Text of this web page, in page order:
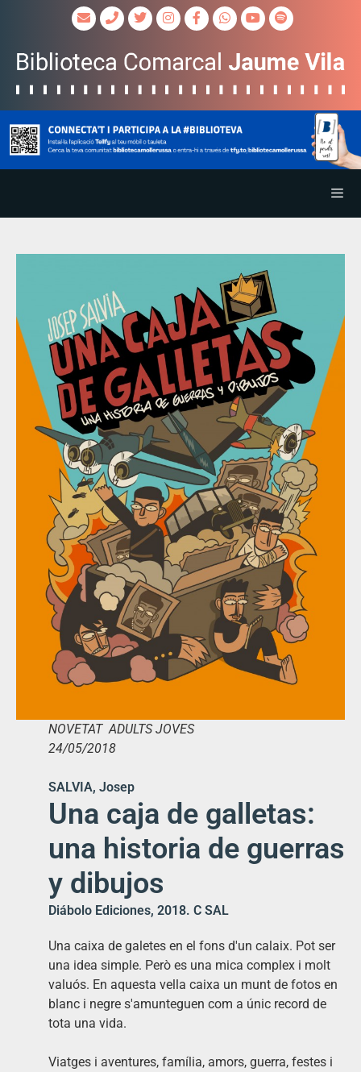
NOVETAT ADULTS JOVES
24/05/2018
SALVIA, Josep
Una caja de galletas:
una historia de guerras
y dibujos
Diábolo Ediciones, 2018. C SAL
Una caixa de galetes en el fons d'un calaix. Pot ser
una idea simple. Però es una mica complex i molt
valuós. En aquesta vella caixa un munt de fotos en
blanc i negre s'amunteguen com a únic record de
tota una vida.
Viatges i aventures, família, amors, guerra, festes i